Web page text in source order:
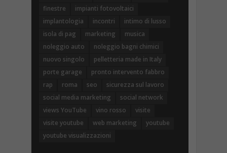
finestre
impianti fotovoltaici
implantologia
incontri
intimo di lusso
isola di pag
marketing
musica
noleggio auto
noleggio bagni chimici
nuovo singolo
pelletteria made in Italy
porte garage
pronto intervento fabbro
rap
roma seo
sicurezza sul lavoro
social media marketing
social network
views YouTube
vino rosso
visite
visite youtube
web marketing
youtube
youtube visualizzazioni